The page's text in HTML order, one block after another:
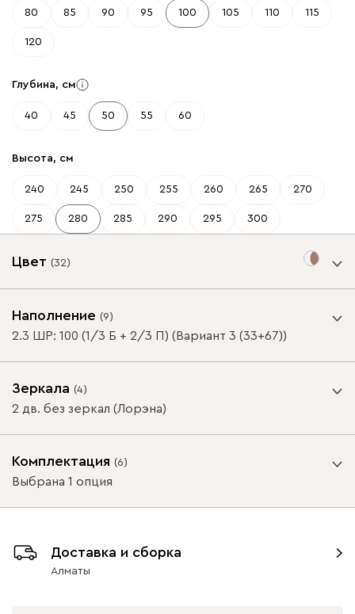
80 85 90 95 100 105 110 115
120
Глубина, см
40 45 50 55 60
Высота, см
240 245 250 255 260 265 270
275 280 285 290 295 300
Цвет (32)
Белая шагрень Береза
Цвет корпуса
Наполнение (9)
2.3 ШР: 100 (1/3 Б + 2/3 П) (Вариант 3 (33+67))
ВАЖНО! При глубине шкафа-купе менее 60 см /
распашного шкафа менее 50 см, устанавливается
Схемы наполнения
Зеркала (4)
2 дв. без зеркал (Лорэна)
Комплектация (6)
Выбрана 1 опция
ВАЖНО! При глубине шкафа-купе менее 60 см /
распашного шкафа менее 50 см, устанавливается
выдвижная штанга.
Доставка и сборка
Алматы